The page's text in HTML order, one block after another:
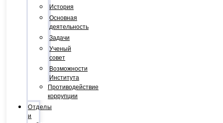
История
Основная
деятельность
Задачи
Ученый
совет
Возможности
Института
Противодействие
коррупции
Отделы
и